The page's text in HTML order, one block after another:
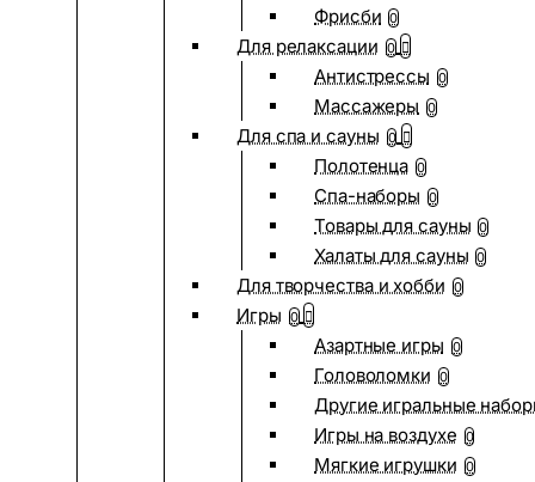
Фрисби 0
Для релаксации 0
Антистрессы 0
Массажеры 0
Для спа и сауны 0
Полотенца 0
Спа-наборы 0
Товары для сауны 0
Халаты для сауны 0
Для творчества и хобби 0
Игры 0
Азартные игры 0
Головоломки 0
Другие игральные
Игры на воздухе 0
Мягкие игрушки 0